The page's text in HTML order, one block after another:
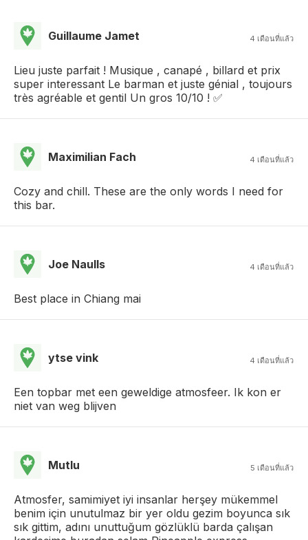
Guillaume Jamet 4 เดือนที่แล้ว
Lieu juste parfait ! Musique , canapé , billard et prix
super interessant Le barman et juste génial , toujours
très agréable et gentil Un gros 10/10 ! ✅
Maximilian Fach 4 เดือนที่แล้ว
Cozy and chill. These are the only words I need for
this bar.
Joe Naulls 4 เดือนที่แล้ว
Best place in Chiang mai
ytse vink 4 เดือนที่แล้ว
Een topbar met een geweldige atmosfeer. Ik kon er
niet van weg blijven
Mutlu 5 เดือนที่แล้ว
Atmosfer, samimiyet iyi insanlar herşey mükemmel
benim için unutulmaz bir yer oldu gezim boyunca sık
sık gittim, adını unuttuğum gözlüklü barda çalışan